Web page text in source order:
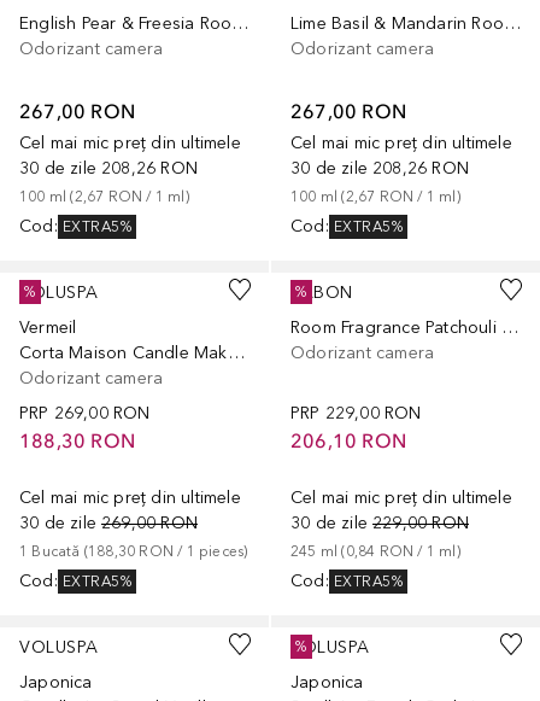
English Pear & Freesia Room Spray
Odorizant camera
267,00 RON
Cel mai mic preț din ultimele
30 de zile 208,26 RON
100 ml (2,67 RON / 1 ml )
Cod: EXTRA5%
Lime Basil & Mandarin Room Spray
Odorizant camera
267,00 RON
Cel mai mic preț din ultimele
30 de zile 208,26 RON
100 ml (2,67 RON / 1 ml )
Cod: EXTRA5%
VOLUSPA
Vermeil
Corta Maison Candle Makassar Ebony & Peach
Odorizant camera
PRP 269,00 RON
188,30 RON
Cel mai mic preț din ultimele
30 de zile 269,00 RON
1 Bucată (188,30 RON / 1 pieces)
Cod: EXTRA5%
%
SABON
Room Fragrance Patchouli Lavander Vanilla
Odorizant camera
PRP 229,00 RON
206,10 RON
Cel mai mic preț din ultimele
30 de zile 229,00 RON
245 ml (0,84 RON / 1 ml )
Cod: EXTRA5%
%
VOLUSPA
Japonica
VOLUSPA
Japonica
%